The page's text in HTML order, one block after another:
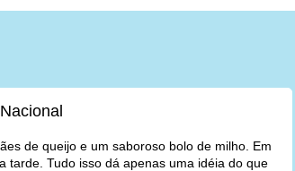
de queijo e um saboroso bolo de milho. Em
tarde. Tudo isso dá apenas uma idéia do que